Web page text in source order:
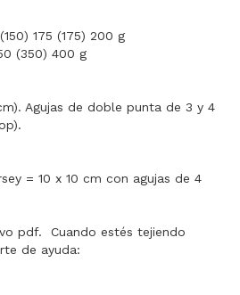
175 (175) 200 g
(350) 400 g
Agujas de doble punta de 3 y 4
= 10 x 10 cm con agujas de 4
pdf. Cuando estés tejiendo
de ayuda: